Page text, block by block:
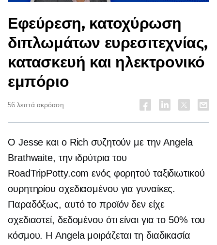
Εφεύρεση, κατοχύρωση
διπλωμάτων ευρεσιτεχνίας,
κατασκευή και ηλεκτρονικό
εμπόριο
56 λεπτά ακρόαση
Ο Jesse και ο Rich συζητούν με την Angela
Brathwaite, την ιδρύτρια του
RoadTripPotty.com ενός φορητού ταξιδιωτικού
ουρητηρίου σχεδιασμένου για γυναίκες.
Παραδόξως, αυτό το προϊόν δεν είχε
σχεδιαστεί, δεδομένου ότι είναι για το 50% του
κόσμου. Η Angela μοιράζεται τη διαδικασία